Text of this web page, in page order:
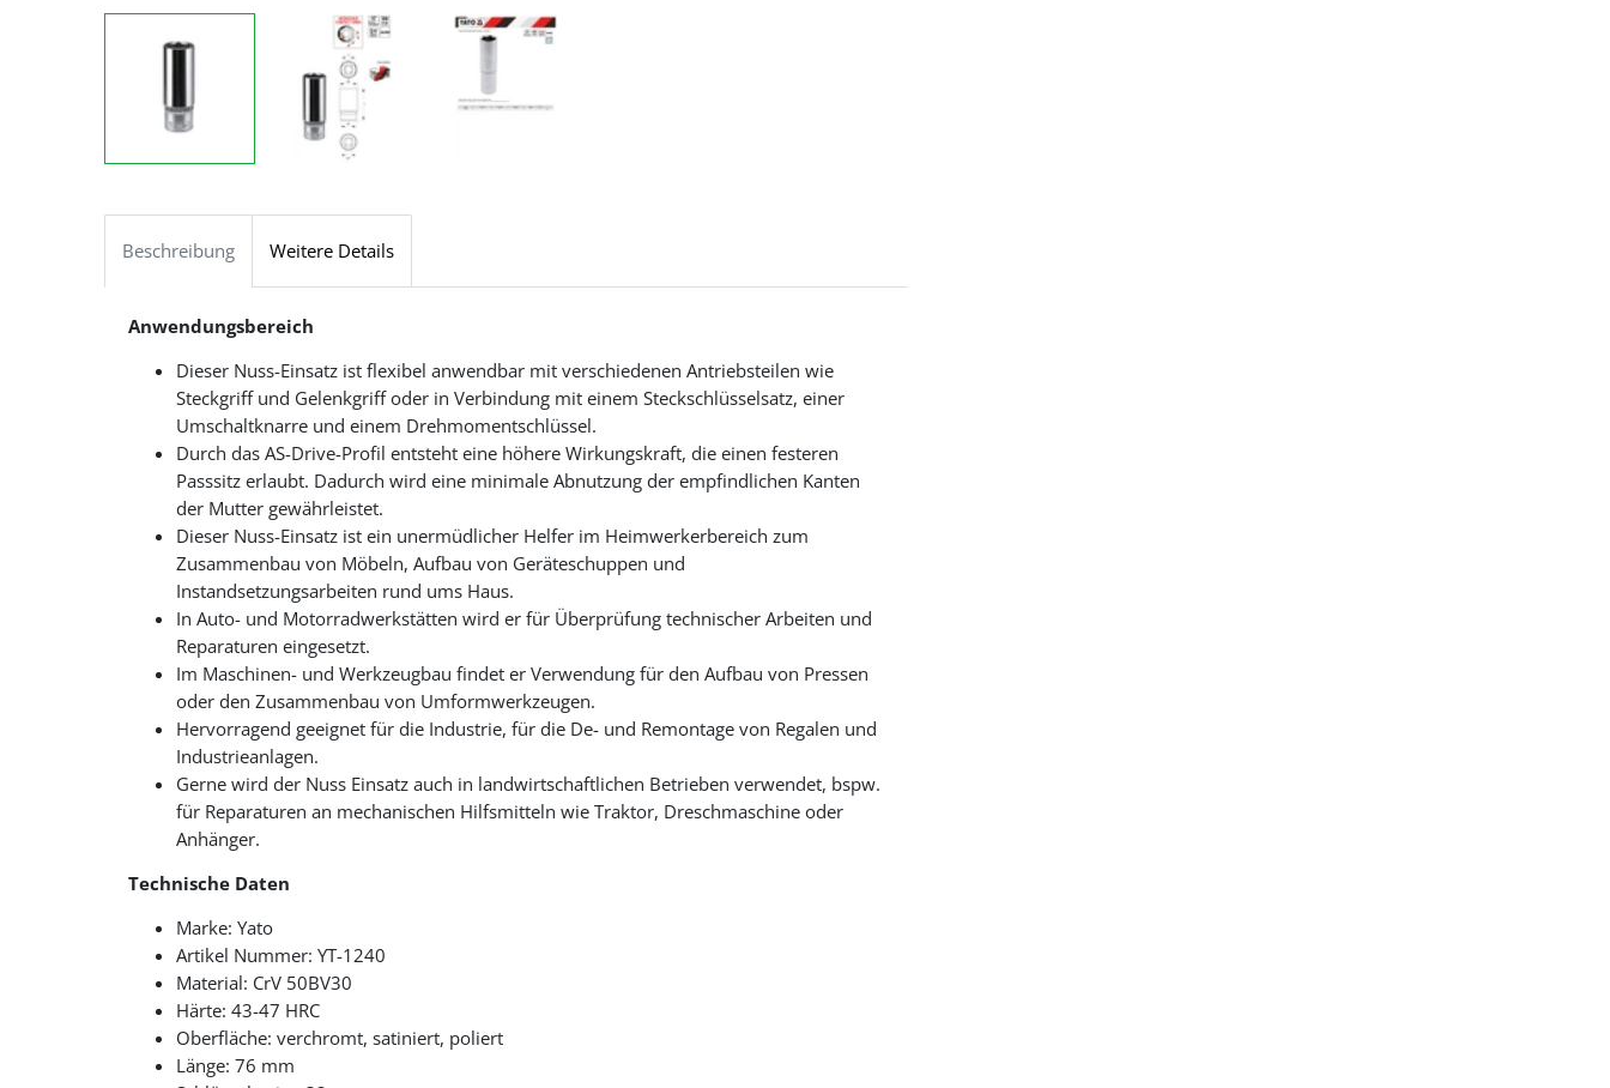
Beschreibung Weitere Details
Anwendungsbereich
Dieser Nuss-Einsatz ist flexibel anwendbar mit verschiedenen Antriebsteilen wie
Steckgriff und Gelenkgriff oder in Verbindung mit einem Steckschlüsselsatz, einer
Umschaltknarre und einem Drehmomentschlüssel.
Durch das AS-Drive-Profil entsteht eine höhere Wirkungskraft, die einen festeren
Passsitz erlaubt. Dadurch wird eine minimale Abnutzung der empfindlichen Kanten
der Mutter gewährleistet.
Dieser Nuss-Einsatz ist ein unermüdlicher Helfer im Heimwerkerbereich zum
Zusammenbau von Möbeln, Aufbau von Geräteschuppen und
Instandsetzungsarbeiten rund ums Haus.
In Auto- und Motorradwerkstätten wird er für Überprüfung technischer Arbeiten und
Reparaturen eingesetzt.
Im Maschinen- und Werkzeugbau findet er Verwendung für den Aufbau von Pressen
oder den Zusammenbau von Umformwerkzeugen.
Hervorragend geeignet für die Industrie, für die De- und Remontage von Regalen und
Industrieanlagen.
Gerne wird der Nuss Einsatz auch in landwirtschaftlichen Betrieben verwendet, bspw.
für Reparaturen an mechanischen Hilfsmitteln wie Traktor, Dreschmaschine oder
Anhänger.
Technische Daten
Marke: Yato
Artikel Nummer: YT-1240
Material: CrV 50BV30
Härte: 43-47 HRC
Oberfläche: verchromt, satiniert, poliert
Länge: 76 mm